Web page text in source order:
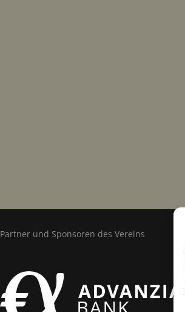
Partner und Sponsoren des Vereins